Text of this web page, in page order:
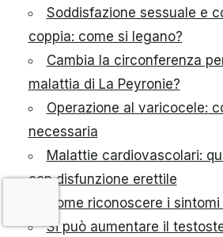
Soddisfazione sessuale e
coppia: come si legano?
Cambia la circonferenza
malattia di La Peyronie?
Operazione al varicocele:
necessaria
Malattie cardiovascolari:
con disfunzione erettile
Come riconoscere i
Si può aumentare il